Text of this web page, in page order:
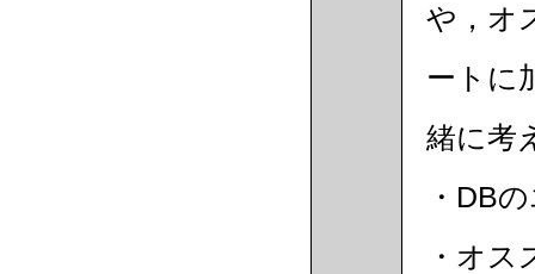
や，オ
ートに
緒に考
・DB
・オ